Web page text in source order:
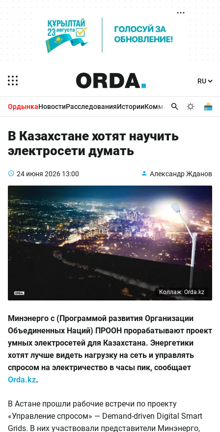
ОрдынкаНовостиРасследованияИсторииКомментарииБизнес
В Казахстане хотят научить
электросети думать
24 июня 2026 13:00 Александр Жданов
Коллаж: Orda.kz
Минэнерго с (Программой развития Организации
Объединенных Наций) ПРООН прорабатывают проект
умных электросетей для Казахстана. Энергетики
хотят лучше видеть нагрузку на сеть и управлять
спросом на электричество в часы пик, сообщает
Orda.kz.
В Астане прошли рабочие встречи по проекту
«Управление спросом» — Demand-driven Digital Smart
Grids. В них участвовали представители Минэнерго,